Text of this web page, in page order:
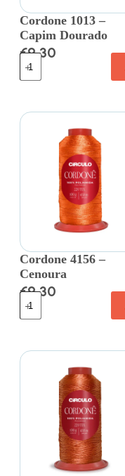
Cordone 1013 –
Capim Dourado
€9.30
Cordone 4156 –
Cenoura
€9.30